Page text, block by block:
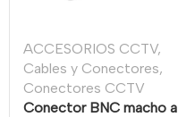
ACCESORIOS CCTV,
Cables y Conectores,
Conectores CCTV
Conector BNC macho a